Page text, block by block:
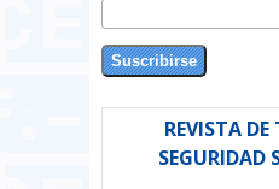
REVISTA DE
SEGURIDAD